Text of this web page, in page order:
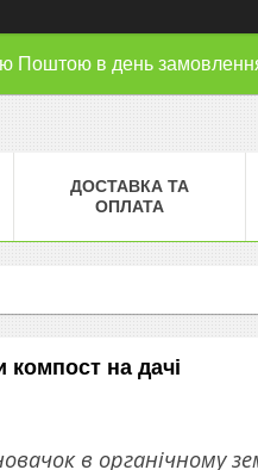
Поштою в день
ДОСТАВКА ТА
ОПЛАТА
компост на дачі
в органічному